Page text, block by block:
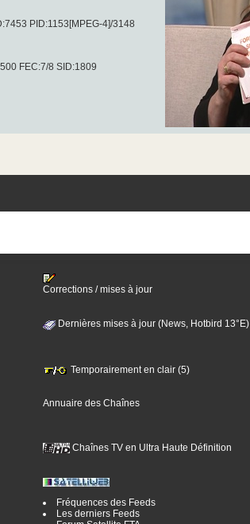
PID:1153[MPEG-4]/3148
FEC:7/8 SID:1809
Corrections / mises à jour
Dernières mises à jour (News, Hotbird 13°E)
Temporairement en clair (5)
Annuaire des Chaînes
Chaînes TV en Ultra Haute Définition
Fréquences des Feeds
Les derniers Feeds